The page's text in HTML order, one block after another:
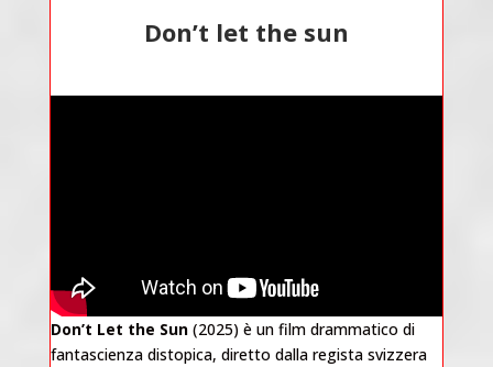
Don’t let the sun
Don’t Let the Sun (2025) è un film drammatico di
fantascienza distopica, diretto dalla regista svizzera